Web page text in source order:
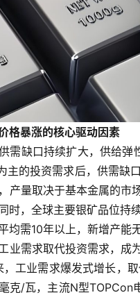
格暴涨的核心驱动因素
需缺口持续扩大，供给
主的投资需求后，供需缺
产量取决于基本金属的市
时，全球主要银矿品位
均需10年以上，新增产能
业需求取代投资需求，成
工业需求爆发式增长，
克/瓦，主流N型